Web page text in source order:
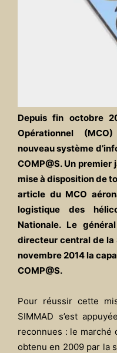
Depuis fin octobre
Opérationnel
nouveau système
COMP@S. Un
mise à disposition de
article du MCO
logistique des
Nationale. Le
directeur central de la
novembre 2014 la
COMP@S.
Pour réussir cette
SIMMAD s’est
reconnues : le marché
obtenu en 2009 par la